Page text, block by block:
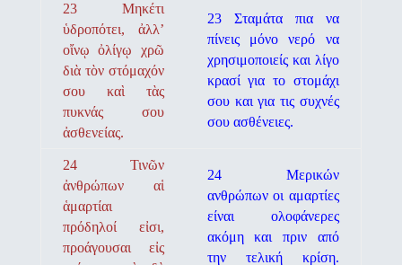
23 Μηκέτι
ὑδροπότει, ἀλλ’
οἴνῳ ὀλίγῳ χρῶ
διὰ τὸν στόμαχόν
σου καὶ τὰς
πυκνάς σου
ἀσθενείας.
23 Σταμάτα πια να
πίνεις μόνο νερό να
χρησιμοποιείς και λίγο
κρα­σί για το στομάχι
σου και για τις συχνές
σου ασθένειες.
24 Τινῶν
ἀνθρώπων αἱ
ἁμαρτίαι
πρόδηλοί εἰσι,
προάγουσαι εἰς
24 Μερικών
ανθρώπων οι αμαρτίες
είναι ολοφάνερες
ακόμη και πριν από
την τελική κρίση.